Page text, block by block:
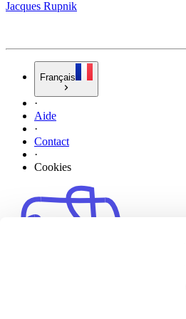
Jacques Rupnik
Français
·
Aide
·
Contact
·
Cookies